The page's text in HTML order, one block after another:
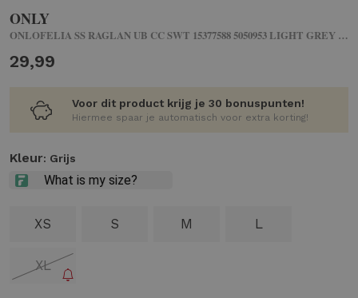
ONLY
ONLOFELIA SS RAGLAN UB CC SWT 15377588 5050953 LIGHT GREY MELANGE
29,99
Voor dit product krijg je 30 bonuspunten!
Hiermee spaar je automatisch voor extra korting!
Kleur: Grijs
XS S M L
XL